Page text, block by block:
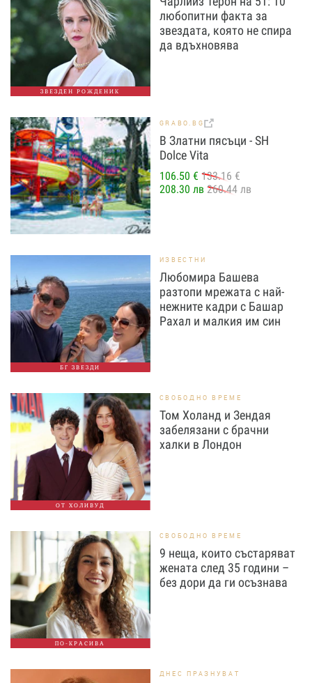
ЗВЕЗДЕН РОЖДЕНИК
любопитни факта за
звездата, която не спира
да вдъхновява
GRABO.BG
В Златни пясъци - SH
Dolce Vita
106.50 € 133.16 €
208.30 лв 260.44 лв
БГ ЗВЕЗДИ
ИЗВЕСТНИ
Любомира Башева
разтопи мрежата с най-
нежните кадри с Башар
Рахал и малкия им син
ОТ ХОЛИВУД
СВОБОДНО ВРЕМЕ
Том Холанд и Зендая
забелязани с брачни
халки в Лондон
ПО-КРАСИВА
СВОБОДНО ВРЕМЕ
9 неща, които състаряват
жената след 35 години –
без дори да ги осъзнава
ДНЕС ПРАЗНУВАТ